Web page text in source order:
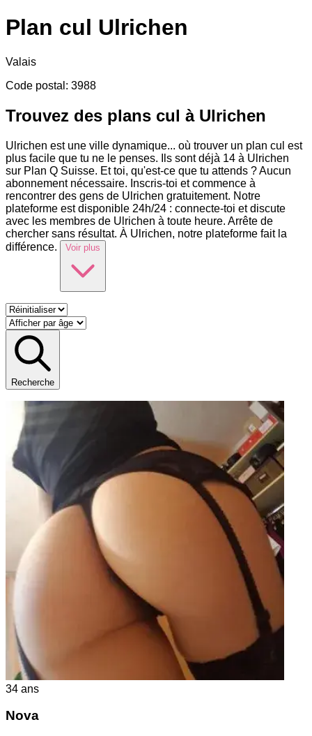
Plan cul Ulrichen
Valais
Code postal : 3988
Trouvez des plans cul à Ulrichen
Ulrichen est une ville dynamique... où trouver un plan cul est
plus facile que tu ne le penses. Ils sont déjà 14 à Ulrichen
sur Plan Q Suisse. Et toi, qu'est-ce que tu attends ? Aucun
abonnement nécessaire. Inscris-toi et commence à
rencontrer des gens de Ulrichen gratuitement. Notre
plateforme est disponible 24h/24 : connecte-toi et discute
avec les membres de Ulrichen à toute heure. Arrête de
chercher sans résultat. À Ulrichen, notre plateforme fait la
différence.
Voir plus
Recherche
34 ans
Nova